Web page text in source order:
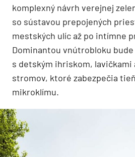
komplexný návrh verejnej
so sústavou prepojených
mestských ulíc až po intímne
Dominantou vnútrobloku
s detským ihriskom, lavičkami
stromov, ktoré zabezpečia
mikroklímu.